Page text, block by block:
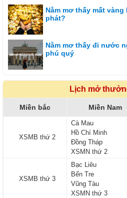
Nằm mơ thấy mất
phát?
Nằm mơ thấy đi nước
phú quý
Lịch mở
Miền bắc Miền Nam
XSMB thứ 2
Cà Mau
Hồ Chí Minh
Đồng Tháp
XSMN thứ 2
XSMB thứ 3
Bạc Liêu
Bến Tre
Vũng Tàu
XSMN thứ 3